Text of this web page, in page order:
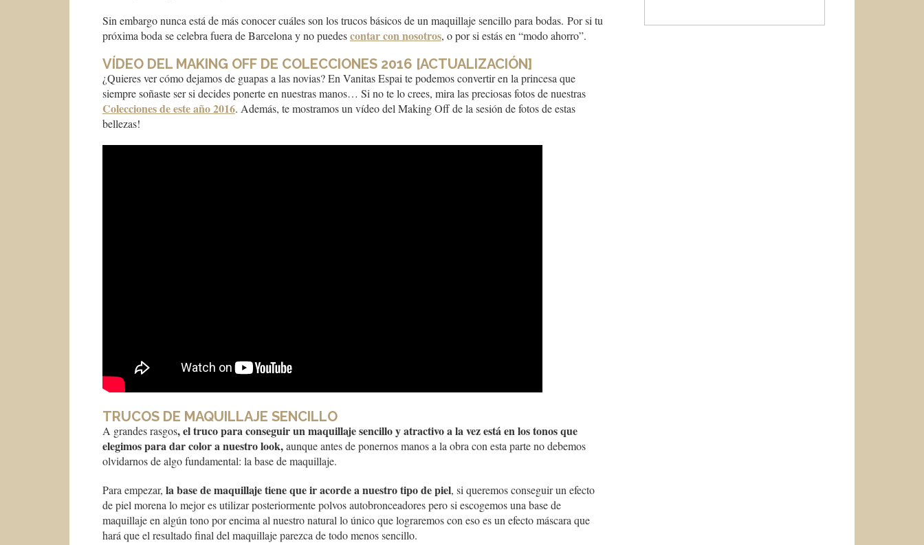
Sin embargo nunca está de más conocer cuáles son los trucos básicos de un maquillaje sencillo para bodas. Por si tu
próxima boda se celebra fuera de Barcelona y no puedescontar con nosotros, o por si estás en “modo ahorro”.
VÍDEO DEL MAKING OFF DE COLECCIONES 2016 [ACTUALIZACIÓN]
¿Quieres ver cómo dejamos de guapas a las novias? En Vanitas Espai te podemos convertir en la princesa que
siempre soñaste ser si decides ponerte en nuestras manos… Si no te lo crees, mira las preciosas fotos de nuestras
Colecciones de este año 2016. Además, te mostramos un vídeo del Making Off de la sesión de fotos de estas
bellezas!
TRUCOS DE MAQUILLAJE SENCILLO
A grandes rasgos, el truco para conseguir un maquillaje sencillo y atractivo a la vez está en los tonos que
elegimos para dar color a nuestro look,aunque antes de ponernos manos a la obra con esta parte no debemos
olvidarnos de algo fundamental: la base de maquillaje.
Para empezar, la base de maquillaje tiene que ir acorde a nuestro tipo de piel, si queremos conseguir un efecto
de piel morena lo mejor es utilizar posteriormente polvos autobronceadores pero si escogemos una base de
maquillaje en algún tono por encima al nuestro natural lo único que lograremos con eso es un efecto máscara que
hará que el resultado final del maquillaje parezca de todo menos sencillo.